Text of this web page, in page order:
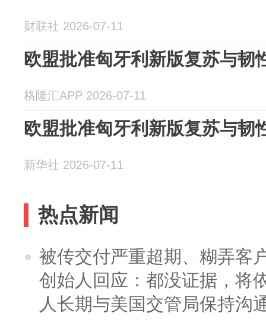
财联社 2026-07-11
欧盟批准匈牙利新版复苏与韧
格隆汇APP 2026-07-11
欧盟批准匈牙利新版复苏与韧
新华社 2026-07-11
热点新闻
被传交付严重超期、糊弄客
创始人回应：都没证据，将
人长期与美国交管局保持沟